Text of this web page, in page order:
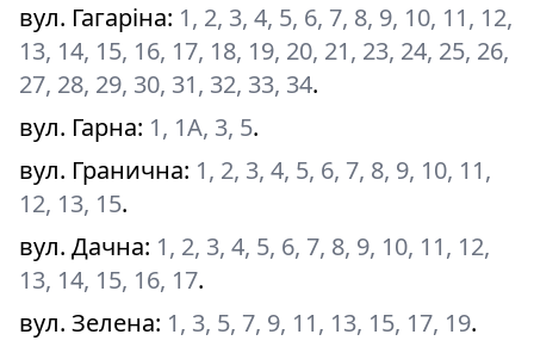
вул. Гагаріна: 1, 2, 3, 4, 5, 6, 7, 8, 9, 10, 11, 12,
13, 14, 15, 16, 17, 18, 19, 20, 21, 23, 24, 25, 26,
27, 28, 29, 30, 31, 32, 33, 34.
вул. Гарна: 1, 1А, 3, 5.
вул. Гранична: 1, 2, 3, 4, 5, 6, 7, 8, 9, 10, 11,
12, 13, 15.
вул. Дачна: 1, 2, 3, 4, 5, 6, 7, 8, 9, 10, 11, 12,
13, 14, 15, 16, 17.
вул. Зелена: 1, 3, 5, 7, 9, 11, 13, 15, 17, 19.